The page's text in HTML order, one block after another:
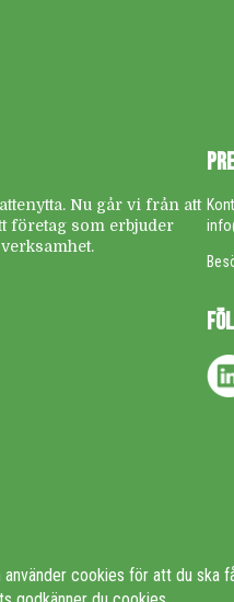
Nu går vi från att
företag som erbjuder
cookies för att du ska